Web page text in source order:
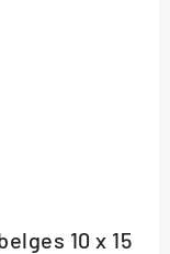
10 x 15